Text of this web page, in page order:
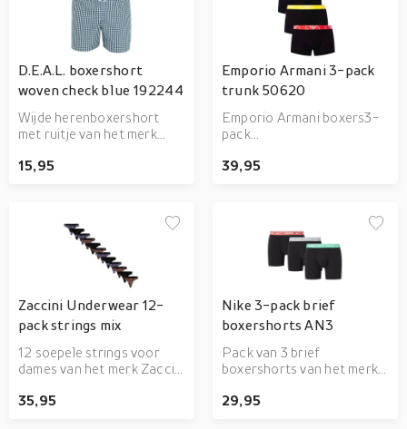
D.E.A.L. boxershort
woven check blue 192244
Wijde herenboxershort
met ruitje van het merk
katoen
15,95
Emporio Armani 3-pack
trunk 50620
Emporio Armani boxers3-
pack
model met logo op
39,95
Zaccini Underwear 12-
pack strings mix
12 soepele strings voor
dames van het merk Zaccini
dit damespack is
35,95
Nike 3-pack brief
boxershorts AN3
Pack van 3 brief
boxershorts van het merk
29,95